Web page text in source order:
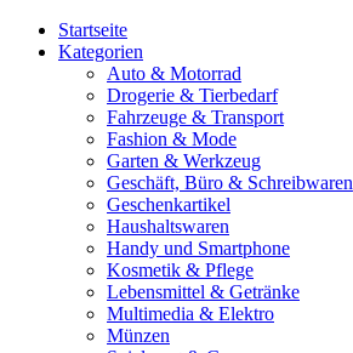
Startseite
Kategorien
Auto & Motorrad
Drogerie & Tierbedarf
Fahrzeuge & Transport
Fashion & Mode
Garten & Werkzeug
Geschäft, Büro & Schreibwaren
Geschenkartikel
Haushaltswaren
Handy und Smartphone
Kosmetik & Pflege
Lebensmittel & Getränke
Multimedia & Elektro
Münzen